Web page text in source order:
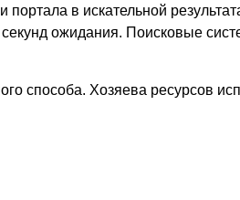
портала в искательной
ожидания. Поисковые
способа. Хозяева ресурсов